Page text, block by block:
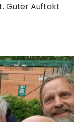
Guter Auftakt